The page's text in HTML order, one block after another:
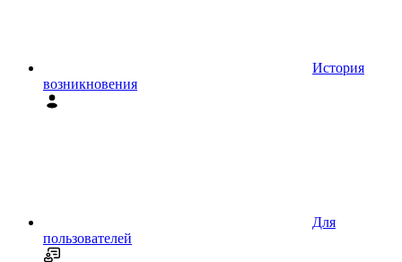
История
возникновения
Для
пользователей